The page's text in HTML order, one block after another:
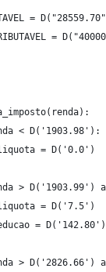
=
=
< D('1903.98'):
= D('0.0')
> D('1903.99')
= D('7.5')
= D('142.80')
> D('2826.66')